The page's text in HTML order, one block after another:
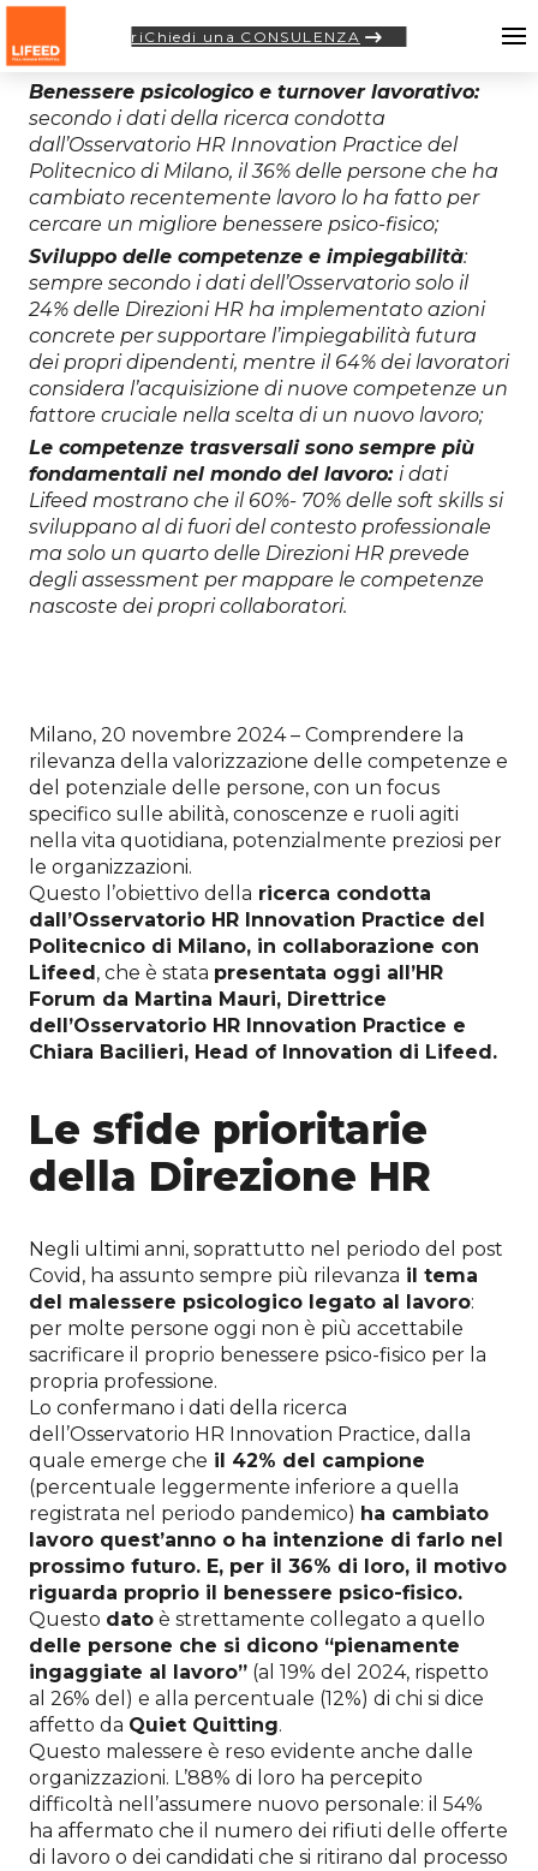
riChiedi una CONSULENZA
Benessere psicologico e turnover lavorativo:
secondo i dati della ricerca condotta
dall’Osservatorio HR Innovation Practice del
Politecnico di Milano, il 36% delle persone che ha
cambiato recentemente lavoro lo ha fatto per
cercare un migliore benessere psico-fisico;
Sviluppo delle competenze e impiegabilità:
sempre secondo i dati dell’Osservatorio solo il
24% delle Direzioni HR ha implementato azioni
concrete per supportare l’impiegabilità futura
dei propri dipendenti, mentre il 64% dei lavoratori
considera l’acquisizione di nuove competenze un
fattore cruciale nella scelta di un nuovo lavoro;
Le competenze trasversali sono sempre più
fondamentali nel mondo del lavoro: i dati
Lifeed mostrano che il 60%- 70% delle soft skills si
sviluppano al di fuori del contesto professionale
ma solo un quarto delle Direzioni HR prevede
degli assessment per mappare le competenze
nascoste dei propri collaboratori.
Milano, 20 novembre 2024 – Comprendere la
rilevanza della valorizzazione delle competenze e
del potenziale delle persone, con un focus
specifico sulle abilità, conoscenze e ruoli agiti
nella vita quotidiana, potenzialmente preziosi per
le organizzazioni.
Questo l’obiettivo della ricerca condotta
dall’Osservatorio HR Innovation Practice del
Politecnico di Milano, in collaborazione con
Lifeed, che è stata presentata oggi all’HR
Forum da Martina Mauri, Direttrice
dell’Osservatorio HR Innovation Practice e
Chiara Bacilieri, Head of Innovation di Lifeed.
Le sfide prioritarie
della Direzione HR
Negli ultimi anni, soprattutto nel periodo del post
Covid, ha assunto sempre più rilevanza il tema
del malessere psicologico legato al lavoro:
per molte persone oggi non è più accettabile
sacrificare il proprio benessere psico-fisico per la
propria professione.
Lo confermano i dati della ricerca
dell’Osservatorio HR Innovation Practice, dalla
quale emerge che il 42% del campione
(percentuale leggermente inferiore a quella
registrata nel periodo pandemico) ha cambiato
lavoro quest’anno o ha intenzione di farlo nel
prossimo futuro. E, per il 36% di loro, il motivo
riguarda proprio il benessere psico-fisico.
Questo dato è strettamente collegato a quello
delle persone che si dicono “pienamente
ingaggiate al lavoro” (al 19% del 2024, rispetto
al 26% del) e alla percentuale (12%) di chi si dice
affetto da Quiet Quitting.
Questo malessere è reso evidente anche dalle
organizzazioni. L’88% di loro ha percepito
difficoltà nell’assumere nuovo personale: il 54%
ha affermato che il numero dei rifiuti delle offerte
di lavoro o dei candidati che si ritirano dal processo